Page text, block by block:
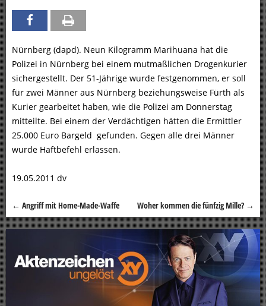
Nürnberg (dapd). Neun Kilogramm Marihuana hat die
Polizei in Nürnberg bei einem mutmaßlichen Drogenkurier
sichergestellt. Der 51-Jährige wurde festgenommen, er soll
für zwei Männer aus Nürnberg beziehungsweise Fürth als
Kurier gearbeitet haben, wie die Polizei am Donnerstag
mitteilte. Bei einem der Verdächtigen hätten die Ermittler
25.000 Euro Bargeld gefunden. Gegen alle drei Männer
wurde Haftbefehl erlassen.
19.05.2011 dv
Beitragsnavigation
← Angriff mit Home-Made-Waffe Woher kommen die fünfzig Mille? →